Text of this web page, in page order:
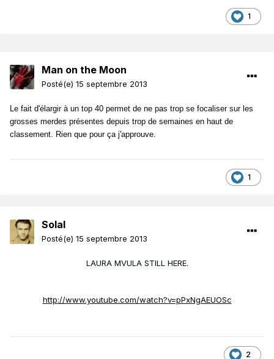
1
Man on the Moon
Posté(e) 15 septembre 2013
Le fait d'élargir à un top 40 permet de ne pas trop se focaliser sur les
grosses merdes présentes depuis trop de semaines en haut de
classement. Rien que pour ça j'approuve.
1
Solal
Posté(e) 15 septembre 2013
LAURA MVULA STILL HERE.
http://www.youtube.com/watch?v=pPxNgAEUOSc
2